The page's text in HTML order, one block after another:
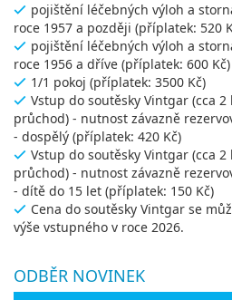
pojištění léčebných výloh a
roce 1957 a později (příplatek: 520
pojištění léčebných výloh a
roce 1956 a dříve (příplatek: 600 Kč)
1/1 pokoj (příplatek: 3500 Kč)
Vstup do soutěsky Vintgar (cca
průchod) - nutnost závazně
- dospělý (příplatek: 420 Kč)
Vstup do soutěsky Vintgar (cca
průchod) - nutnost závazně
- dítě do 15 let (příplatek: 150 Kč)
Cena do soutěsky Vintgar se
výše vstupného v roce 2026.
ODBĚR NOVINEK